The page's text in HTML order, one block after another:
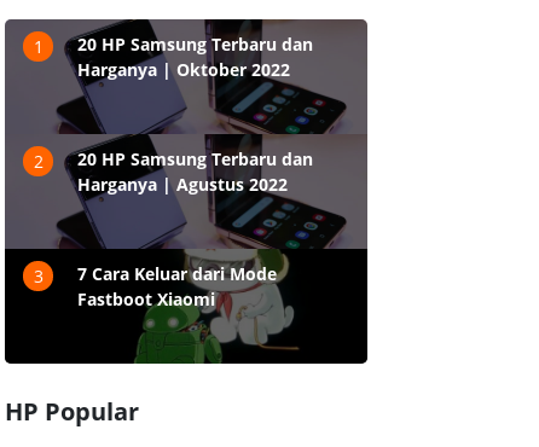
1
20 HP Samsung Terbaru dan
Harganya | Oktober 2022
2
20 HP Samsung Terbaru dan
Harganya | Agustus 2022
3
7 Cara Keluar dari Mode
Fastboot Xiaomi
HP Popular